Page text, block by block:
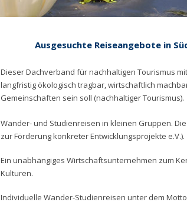
Ausgesuchte Reiseangebote in
Dieser Dachverband für nachhaltigen Tourismus
langfristig ökologisch tragbar, wirtschaftlich
Gemeinschaften sein soll (nachhaltiger Tourismus).
Wander- und Studienreisen in kleinen Gruppen.
zur Förderung konkreter Entwicklungsprojekte e.V.).
Ein unabhängiges Wirtschaftsunternehmen zum
Kulturen.
Individuelle Wander-Studienreisen unter dem